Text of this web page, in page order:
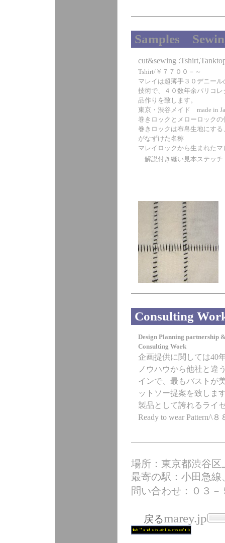
Samples
cut&sewing
Tshirt/￥７７００－～
マレイは超薄手３０デニー
技術で、４０数年余パリコ
品作りを致します。
東京・渋谷メイド made in
巻きロックとメローロック
巻きロックは布帛生地にす
がなずけた名称
マレイロックから生まれた
解説付き縫い見本ステッ
Consulting
Design Planning partnership
Consulting Work
企画提供に関しては40
ノウハウから他社と
インで、最もバストが
ットソー提案を致しま
製品として誇れるライ
Ready to wear Pattern/\
場所：東京都渋谷
最寄の駅：小田急
問い合わせ：０３
戻るmarey.jp